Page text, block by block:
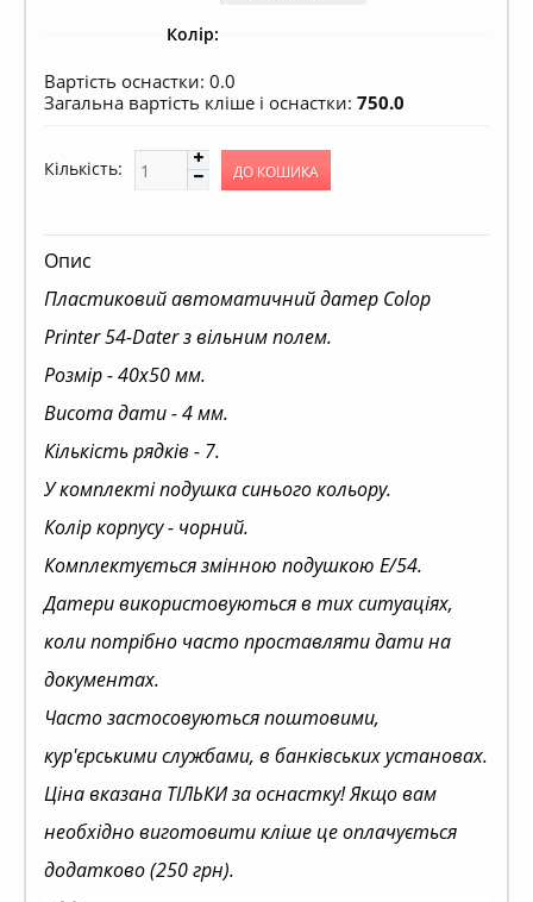
Колір:
Вартість оснастки: 0.0
Загальна вартість кліше і оснастки: 750.0
Кількість:
Опис
Пластиковий автоматичний датер Colop
Printer 54-Dater з вільним полем.
Розмір - 40х50 мм.
Висота дати - 4 мм.
Кількість рядків - 7.
У комплекті подушка синього кольору.
Колір корпусу - чорний.
Комплектується змінною подушкою Е/54.
Датери використовуються в тих ситуаціях,
коли потрібно часто проставляти дати на
документах.
Часто застосовуються поштовими,
кур'єрськими службами, в банківських установах.
Ціна вказана ТІЛЬКИ за оснастку! Якщо вам
необхідно виготовити кліше це оплачується
додатково (250 грн).